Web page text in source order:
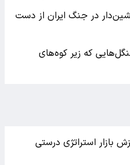
سرنشین‌دار در جنگ ایران از دست
که زیر کوه‌های
بازار استراتژی درستی